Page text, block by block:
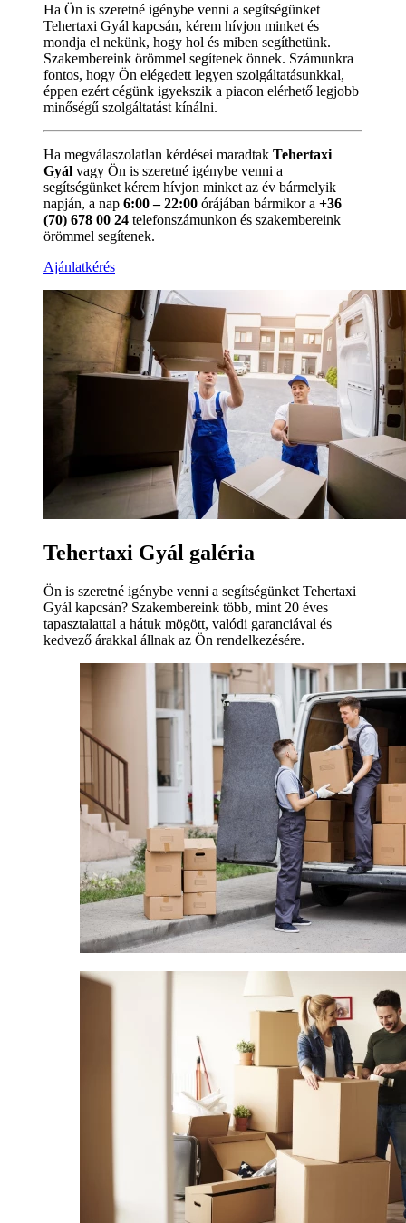
Ha Ön is szeretné igénybe venni a segítségünket
Tehertaxi Gyál kapcsán, kérem hívjon minket és
mondja el nekünk, hogy hol és miben segíthetünk.
Szakembereink örömmel segítenek önnek. Számunkra
fontos, hogy Ön elégedett legyen szolgáltatásunkkal,
éppen ezért cégünk igyekszik a piacon elérhető legjobb
minőségű szolgáltatást kínálni.
Ha megválaszolatlan kérdései maradtak Tehertaxi
Gyál vagy Ön is szeretné igénybe venni a
segítségünket kérem hívjon minket az év bármelyik
napján, a nap 6:00 – 22:00 órájában bármikor a +36
(70) 678 00 24 telefonszámunkon és szakembereink
örömmel segítenek.
Ajánlatkérés
Tehertaxi Gyál galéria
Ön is szeretné igénybe venni a segítségünket Tehertaxi
Gyál kapcsán? Szakembereink több, mint 20 éves
tapasztalattal a hátuk mögött, valódi garanciával és
kedvező árakkal állnak az Ön rendelkezésére.